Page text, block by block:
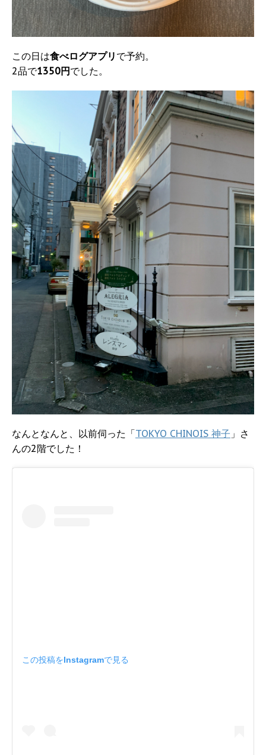
この日は食べログアプリ で予約。
2品で1350円 でした。
なんとなんと、以前伺った「TOKYO CHINOIS 神子 」さ
んの2階でした！
この投稿をInstagramで見る